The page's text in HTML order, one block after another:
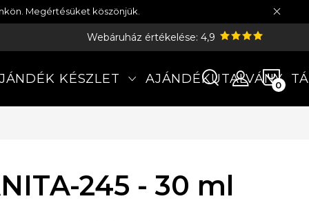
Megértésüket köszönjük.
Webáruház értékelése: 4,9
KÉSZLET AJÁNDÉKUTALVÁNY
245 - 30 ml